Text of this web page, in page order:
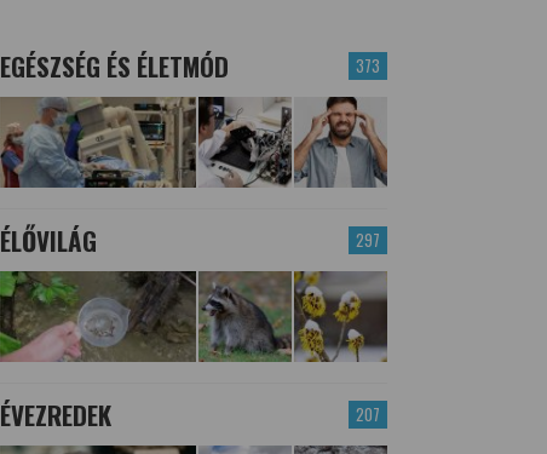
373
EGÉSZSÉG ÉS ÉLETMÓD
297
ÉLŐVILÁG
207
ÉVEZREDEK